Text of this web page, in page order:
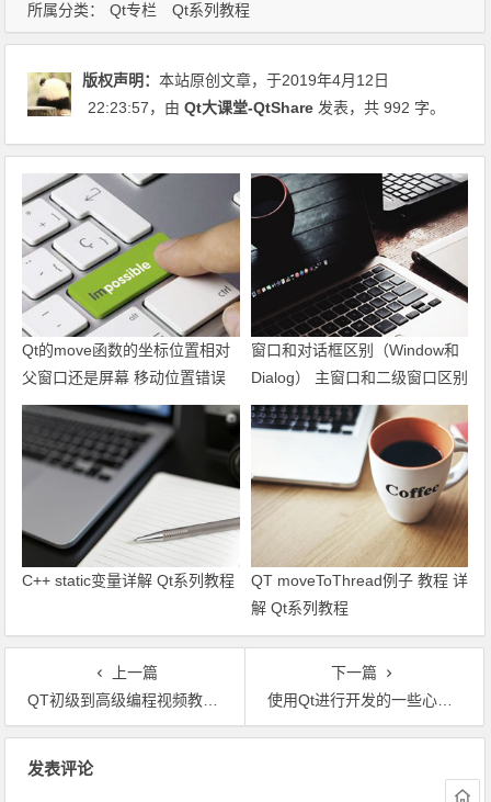
所属分类： Qt专栏 Qt系列教程
版权声明：本站原创文章，于2019年4月12日
22:23:57，由Qt大课堂-QtShare 发表，共 992 字。
Qt的move函数的坐标位置相对
父窗口还是屏幕 移动位置错误
QDialog QWidget Qt坐标系 Qt
大课堂 QtShare
窗口和对话框区别（Window和
Dialog） 主窗口和二级窗口区别
（Primary and Secondary
Windows） QMainWindow和
QDialog区别 QtShare Qt学习
Qt系列教程
C++ static变量详解 Qt系列教程
QT moveToThread例子 教程 详
解 Qt系列教程
上一篇
QT初级到高级编程视频教程下载 百度云 版本1
下一篇
使用Qt进行开发的一些心得和体会
发表评论